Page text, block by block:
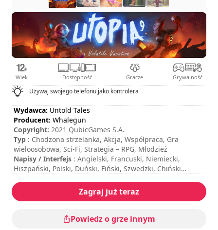
Wiek Dostępność Gracze Grywalność
Używaj swojego telefonu jako kontrolera
Wydawca: Untold Tales
Producent: Whalegun
Copyright: 2021 QubicGames S.A.
Typ : Chodzona strzelanka, Akcja, Współpraca, Gra
wieloosobowa, Sci-Fi, Strategia – RPG, Młodzież
Napisy / Interfejs : Angielski, Francuski, Niemiecki,
Hiszpański, Polski, Duński, Fiński, Szwedzki, Chiński
Całkowity czas trwania
: 8godzin
Poziom trudności
: średni
Sterowanie jest pokazane w opcjach gry.
Zagraj już teraz
Powiedz o grze innym